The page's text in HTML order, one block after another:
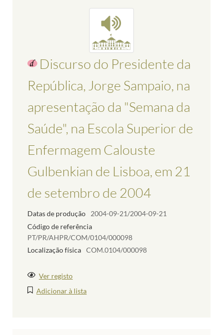
Discurso do Presidente da
República, Jorge Sampaio, na
apresentação da "Semana da
Saúde", na Escola Superior de
Enfermagem Calouste
Gulbenkian de Lisboa, em 21
de setembro de 2004
Datas de produção
2004-09-21/2004-09-21
Código de referência
PT/PR/AHPR/COM/0104/000098
Localização física COM.0104/000098
Ver registo
Adicionar à lista